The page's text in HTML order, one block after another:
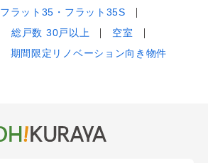
フラット35・フラット35S
総戸数 30戸以上
空室
期間限定リノベーション向き物件